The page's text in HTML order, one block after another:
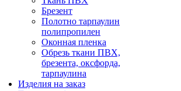
Брезент
Полотно тарпаулин
полипропилен
Оконная пленка
Обрезь ткани ПВХ,
брезента, оксфорда,
тарпаулина
Изделия на заказ